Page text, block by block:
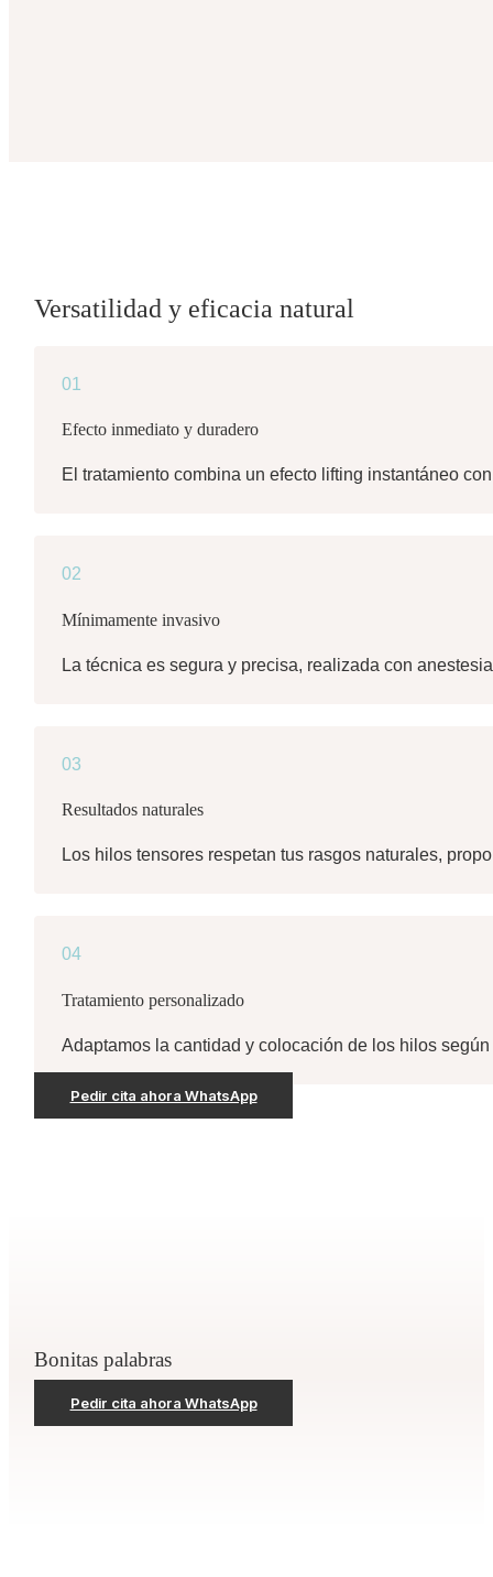
Versatilidad y eficacia natural
01
Efecto inmediato y duradero
El tratamiento combina un efecto lifting instantáneo
02
Mínimamente invasivo
La técnica es segura y precisa, realizada con
03
Resultados naturales
Los hilos tensores respetan tus rasgos naturales,
04
Tratamiento personalizado
Adaptamos la cantidad y colocación de los hilos
Pedir cita ahora WhatsApp
Bonitas palabras
Pedir cita ahora WhatsApp